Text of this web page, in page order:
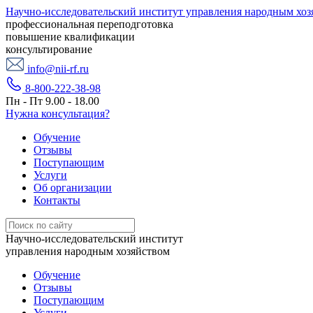
Научно-исследовательский институт управления народным
профессиональная переподготовка
повышение квалификации
консультирование
info@nii-rf.ru
8-800-222-38-98
Пн - Пт 9.00 - 18.00
Нужна консультация?
Обучение
Отзывы
Поступающим
Услуги
Об организации
Контакты
Научно-исследовательский институт
управления народным хозяйством
Обучение
Отзывы
Поступающим